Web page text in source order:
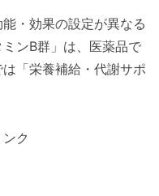
・効果の設定が異なる
ンB群」は、医薬品で
「栄養補給・代謝サポ
ク